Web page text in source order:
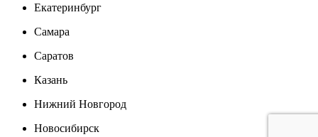
Екатеринбург
Самара
Саратов
Казань
Нижний Новгород
Новосибирск